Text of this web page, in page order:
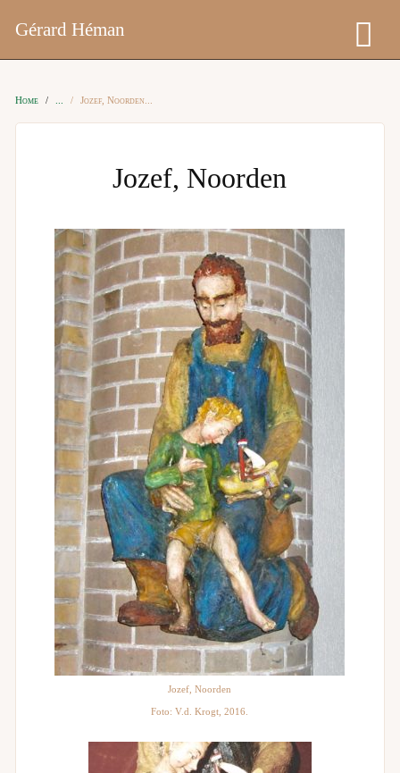
Gérard Héman
Home Jozef, Noorden
Jozef, Noorden
Jozef, Noorden
Foto: V.d. Krogt, 2016.